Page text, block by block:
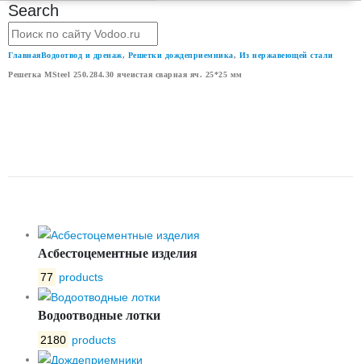
Search
ГлавнаяВодоотвод и дренаж, Решетки дождеприемника, Из нержавеющей стали
Решетка MSteel 250.284.30 ячеистая сварная яч. 25*25 мм
Асбестоцементные изделия
77 products
Водоотводные лотки
2180 products